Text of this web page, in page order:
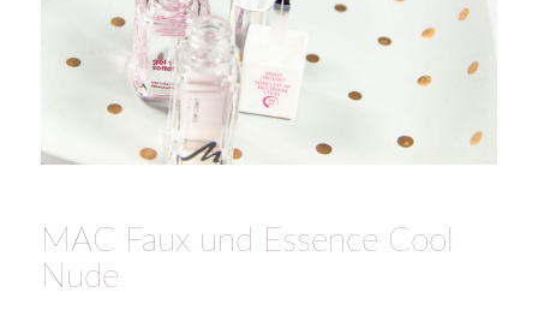
MAC Faux und Essence Cool
Nude